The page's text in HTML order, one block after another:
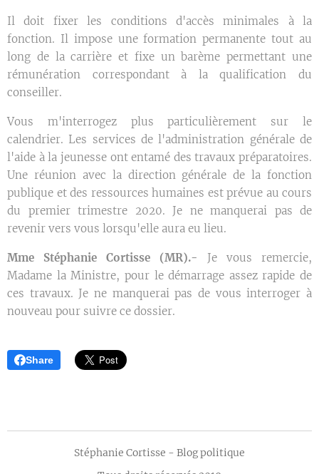
Il doit fixer les conditions d'accès minimales à la
fonction. Il impose une formation permanente tout au
long de la carrière et fixe un barème permettant une
rémunération correspondant à la qualification du
conseiller.
Vous m'interrogez plus particulièrement sur le
calendrier. Les services de l'administration générale de
l'aide à la jeunesse ont entamé des travaux préparatoires.
Une réunion avec la direction générale de la fonction
publique et des ressources humaines est prévue au cours
du premier trimestre 2020. Je ne manquerai pas de
revenir vers vous lorsqu'elle aura eu lieu.
Mme Stéphanie Cortisse (MR).- Je vous remercie,
Madame la Ministre, pour le démarrage assez rapide de
ces travaux. Je ne manquerai pas de vous interroger à
nouveau pour suivre ce dossier.
Share
Stéphanie Cortisse - Blog politique